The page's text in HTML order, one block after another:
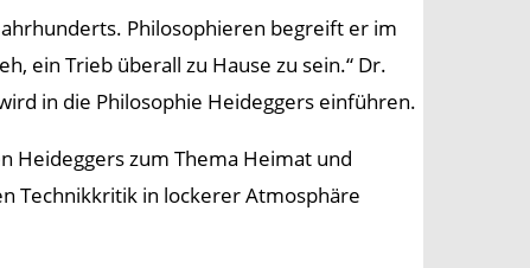
Philosophieren begreift er im
ein Trieb überall zu Hause zu sein.“ Dr.
in die Philosophie Heideggers einführen.
Heideggers zum Thema Heimat und
Technikkritik in lockerer Atmosphäre